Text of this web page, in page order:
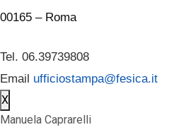
00165 – Roma
Tel. 06.39739808
Email ufficiostampa@fesica.it
X
Manuela Caprarelli